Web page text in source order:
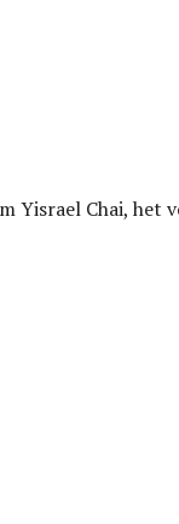
Yisrael Chai, het